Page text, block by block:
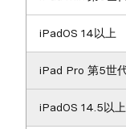
iPadOS 14以上
iPad Pro 第5世
iPadOS 14.5以上